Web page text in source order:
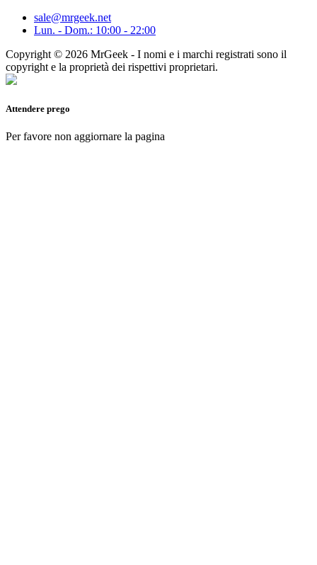
sale@mrgeek.net
Lun. - Dom.: 10:00 - 22:00
Copyright © 2026 MrGeek - I nomi e i marchi registrati sono il
copyright e la proprietà dei rispettivi proprietari.
Attendere prego
Per favore non aggiornare la pagina